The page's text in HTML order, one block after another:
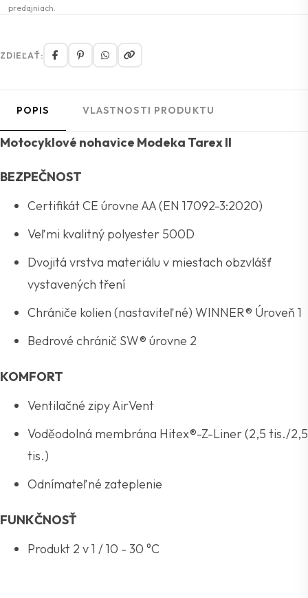
predajniach.
ZDIEĽAŤ:
POPIS VLASTNOSTI PRODUKTU
Motocyklové nohavice Modeka Tarex II
BEZPEČNOST
Certifikát CE úrovne AA (EN 17092-3:2020)
Veľmi kvalitný polyester 500D
Dvojitá vrstva materiálu v miestach obzvlášť
vystavených tření
Chrániče kolien (nastaviteľné) WINNER® Úroveň 1
Bedrové chránič SW® úrovne 2
KOMFORT
Ventilačné zipy AirVent
Voděodolná membrána Hitex®-Z-Liner (2,5 tis./2,5
tis.)
Odnímateľné zateplenie
FUNKČNOSŤ
Produkt 2 v 1 / 10 - 30 °C